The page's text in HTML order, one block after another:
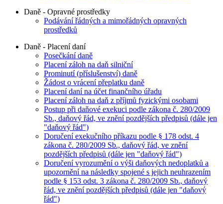
Daně - Opravné prostředky
Podávání řádných a mimořádných opravných
prostředků
Daně - Placení daní
Posečkání daně
Placení záloh na daň silniční
Prominutí (příslušenství) daně
Žádost o vrácení přeplatku daně
Placení daní na účet finančního úřadu
Placení záloh na daň z příjmů fyzickými osobami
Postup při daňové exekuci podle zákona č. 280/2009
Sb., daňový řád, ve znění pozdějších předpisů (dále jen
"daňový řád")
Doručení exekučního příkazu podle § 178 odst. 4
zákona č. 280/2009 Sb., daňový řád, ve znění
pozdějších předpisů (dále jen "daňový řád")
Doručení vyrozumění o výši daňových nedoplatků a
upozornění na následky spojené s jejich neuhrazením
podle § 153 odst. 3 zákona č. 280/2009 Sb., daňový
řád, ve znění pozdějších předpisů (dále jen "daňový
řád")